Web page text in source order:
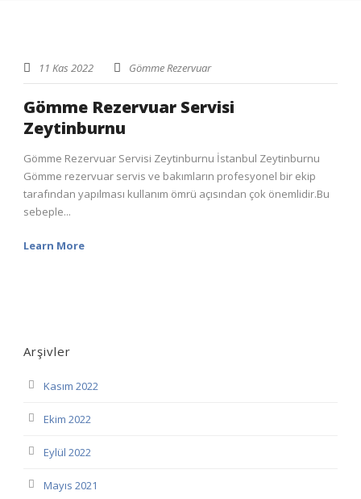
11 Kas 2022 Gömme Rezervuar
Gömme Rezervuar Servisi
Zeytinburnu
Gömme Rezervuar Servisi Zeytinburnu İstanbul Zeytinburnu
Gömme rezervuar servis ve bakımların profesyonel bir ekip
tarafından yapılması kullanım ömrü açısından çok önemlidir.Bu
sebeple...
Learn More
Arşivler
Kasım 2022
Ekim 2022
Eylül 2022
Mayıs 2021